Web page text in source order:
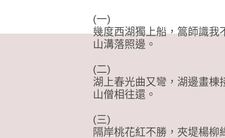
(一)
幾度西湖獨上船，篙師識我
山溝落照邊。
(二)
湖上春光曲又彎，湖邊畫棟
山僧相往還。
(三)
隔岸桃花紅不勝，夾堤楊